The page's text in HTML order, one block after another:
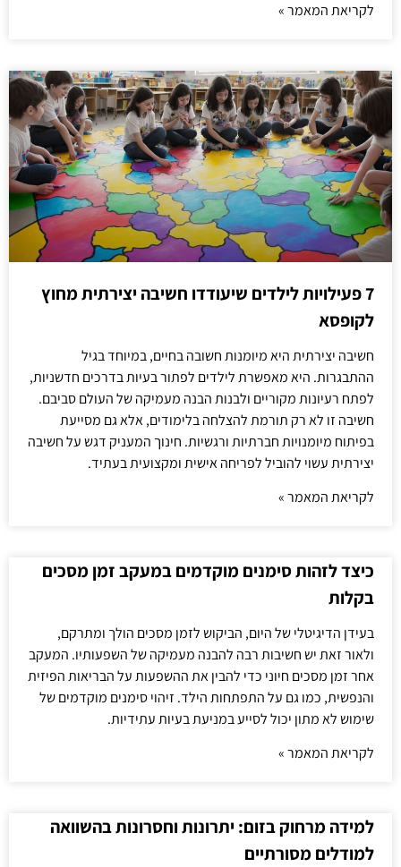
לקריאת המאמר »
7 פעילויות לילדים שיעודדו חשיבה יצירתית מחוץ
לקופסא
חשיבה יצירתית היא מיומנות חשובה בחיים, במיוחד בגיל
ההתבגרות. היא מאפשרת לילדים לפתור בעיות בדרכים חדשניות,
לפתח רעיונות מקוריים ולבנות הבנה מעמיקה של העולם סביבם.
חשיבה זו לא רק תורמת להצלחה בלימודים, אלא גם מסייעת
בפיתוח מיומנויות חברתיות ורגשיות. חינוך המעניק דגש על חשיבה
יצירתית עשוי להוביל לפריחה אישית ומקצועית בעתיד.
לקריאת המאמר »
כיצד לזהות סימנים מוקדמים במעקב זמן מסכים
בקלות
בעידן הדיגיטלי של היום, הביקוש לזמן מסכים הולך ומתרקם,
ולאור זאת יש חשיבות רבה להבנה מעמיקה של השפעותיו. המעקב
אחר זמן מסכים חיוני כדי להבין את ההשפעות על הבריאות הפיזית
והנפשית, כמו גם על התפתחות הילד. זיהוי סימנים מוקדמים של
שימוש לא מתון יכול לסייע במניעת בעיות עתידיות.
לקריאת המאמר »
למידה מרחוק בזום: יתרונות וחסרונות בהשוואה
למודלים מסורתיים